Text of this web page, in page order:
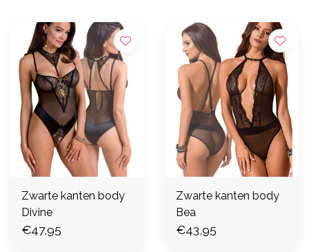
Zwarte kanten body
Divine
€47,95
Zwarte kanten body
Bea
€43,95